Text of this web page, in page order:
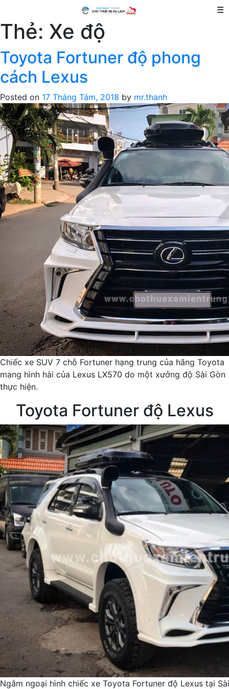
☰
Thẻ: Xe độ
Toyota Fortuner độ phong
cách Lexus
Posted on 17 Tháng Tám, 2018 by mr.thanh
Chiếc xe SUV 7 chỗ Fortuner hạng trung của hãng Toyota
mang hình hài của Lexus LX570 do một xưởng độ Sài Gòn
thực hiện.
Toyota Fortuner độ Lexus
Ngắm ngoại hình chiếc xe Toyota Fortuner độ Lexus tại